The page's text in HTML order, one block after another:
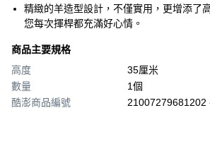
精緻的羊造型設計，不僅實用，更增添了
您每次揮桿都充滿好心情。
商品主要規格
高度
35厘米
數量
1個
酷澎商品編號